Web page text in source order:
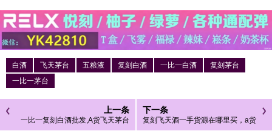
白酒 飞天茅台 五粮液 复刻白酒 一比一白酒
复刻茅台
一比一茅台
上一条
一比一复刻白酒批发,A货飞天茅台
下一条
复刻飞天酒一手货源在哪里买，a货